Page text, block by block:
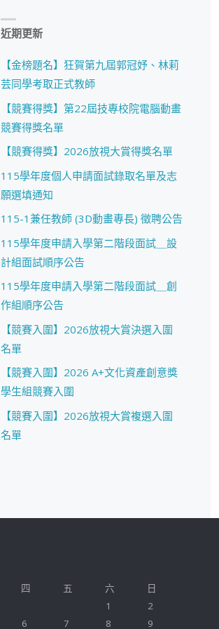
近期更新
【金榜題名】狂賀第九屆郭冠妤、林莉
芸同學考取正式教師
【競賽得獎】第22屆技專校院電腦動畫
競賽得獎名單
【競賽得獎】2026放視大賞得獎名單
115學年度個人申請面試錄取名單及志
願選填通知
115-1兼任教師 (3D動畫專長) 徵聘公告
115學年度申請入學第二階段面試＿設
計組面試順序公告
115學年度申請入學第二階段面試＿創
作組順序公告
【競賽入圍】2026放視大賞決選入圍
名單
【競賽入圍】2026 A+文化資產創意獎
學生組競賽入圍
【競賽入圍】2026放視大賞複選入圍
名單
四 五 六
日
1
2
6 7 8 9